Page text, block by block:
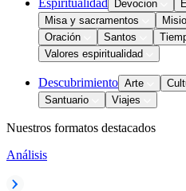
Espiritualidad Devocion
Misa y sacramentos
Oración
Santos
Valores espiritualidad
Descubrimiento Arte
Santuario
Viajes
Nuestros formatos destacados
Análisis